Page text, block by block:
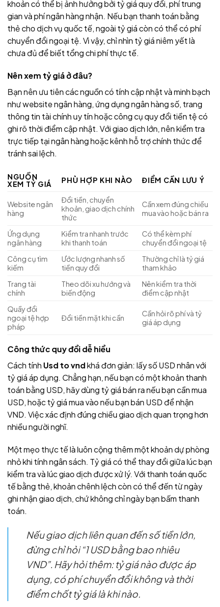
khoản có thể bị ảnh hưởng bởi tỷ giá quy đổi, phí trung
gian và phí ngân hàng nhận. Nếu bạn thanh toán bằng
thẻ cho dịch vụ quốc tế, ngoài tỷ giá còn có thể có phí
chuyển đổi ngoại tệ. Vì vậy, chỉ nhìn tỷ giá niêm yết là
chưa đủ để biết tổng chi phí thực tế.
Nên xem tỷ giá ở đâu?
Bạn nên ưu tiên các nguồn có tính cập nhật và minh bạch
như website ngân hàng, ứng dụng ngân hàng số, trang
thông tin tài chính uy tín hoặc công cụ quy đổi tiền tệ có
ghi rõ thời điểm cập nhật. Với giao dịch lớn, nên kiểm tra
trực tiếp tại ngân hàng hoặc kênh hỗ trợ chính thức để
tránh sai lệch.
NGUỒN
XEM TỶ GIÁ
PHÙ HỢP KHI NÀO ĐIỂM CẦN LƯU Ý
Website ngân
hàng
Đổi tiền, chuyển
khoản, giao dịch chính
thức
Cần xem đúng chiều
mua vào hoặc bán ra
Ứng dụng
ngân hàng
Kiểm tra nhanh trước
khi thanh toán
Có thể kèm phí
chuyển đổi ngoại tệ
Công cụ tìm
kiếm
Ước lượng nhanh số
tiền quy đổi
Thường chỉ là tỷ giá
tham khảo
Trang tài
chính
Theo dõi xu hướng và
biến động
Nên kiểm tra thời
điểm cập nhật
Quầy đổi
ngoại tệ hợp
pháp
Đổi tiền mặt khi cần
Cần hỏi rõ phí và tỷ
giá áp dụng
Công thức quy đổi dễ hiểu
Cách tính Usd to vndkhá đơn giản: lấy số USD nhân với
tỷ giá áp dụng. Chẳng hạn, nếu bạn có một khoản thanh
toán bằng USD, hãy dùng tỷ giá bán ra nếu bạn cần mua
USD, hoặc tỷ giá mua vào nếu bạn bán USD để nhận
VND. Việc xác định đúng chiều giao dịch quan trọng hơn
nhiều người nghĩ.
Một mẹo thực tế là luôn cộng thêm một khoản dự phòng
nhỏ khi tính ngân sách. Tỷ giá có thể thay đổi giữa lúc bạn
kiểm tra và lúc giao dịch được xử lý. Với thanh toán quốc
tế bằng thẻ, khoản chênh lệch còn có thể đến từ ngày
ghi nhận giao dịch, chứ không chỉ ngày bạn bấm thanh
toán.
Nếu giao dịch liên quan đến số tiền lớn,
đừng chỉ hỏi “1 USD bằng bao nhiêu
VND”. Hãy hỏi thêm: tỷ giá nào được áp
dụng, có phí chuyển đổi không và thời
điểm chốt tỷ giá là khi nào.